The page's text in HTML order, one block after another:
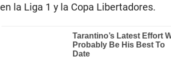
en la Liga 1 y la Copa Libertadores.